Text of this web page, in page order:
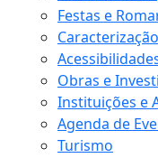
Festas e
Caracterização
Obras e
Instituições e
Agenda de
Turismo